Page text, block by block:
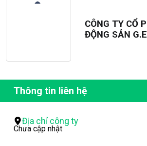
CÔNG TY CỔ
ĐỘNG SẢN
Thông tin liên hệ
Địa chỉ công ty
Chưa cập nhật